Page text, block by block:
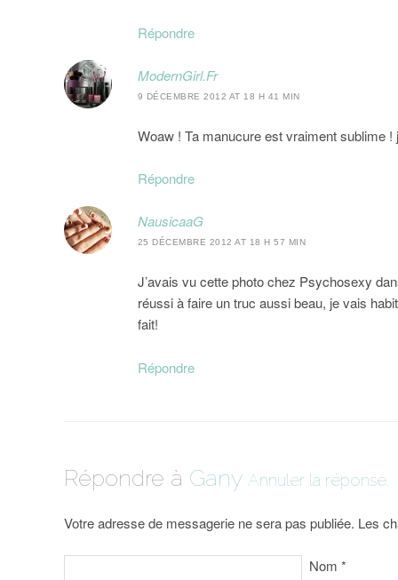
Répondre
ModernGirl.Fr
9 DÉCEMBRE 2012 AT 18 H 41 MIN
Woaw ! Ta manucure est vraiment sublime
Répondre
NausicaaG
25 DÉCEMBRE 2012 AT 18 H 57 MIN
J’avais vu cette photo chez Psychosexy
réussi à faire un truc aussi beau, je vais
fait!
Répondre
Répondre à Gany Annuler la réponse.
Votre adresse de messagerie ne sera pas publiée. Les
Nom *